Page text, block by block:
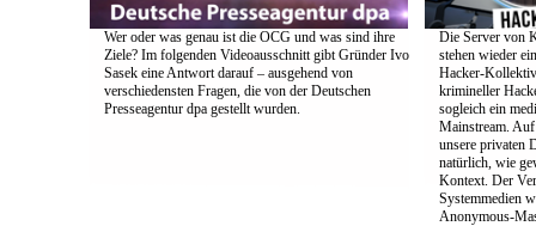
Wer oder was genau ist die OCG und was sind ihre
Ziele? Im folgenden Videoausschnitt gibt Gründer Ivo
Sasek eine Antwort darauf – ausgehend von
verschiedensten Fragen, die von der Deutschen
Presseagentur dpa gestellt wurden.
Die Server von
stehen wieder
Hacker-
krimineller
sogleich ein
Mainstream. Auf
unsere privaten
natürlich, wie
Kontext. Der
Systemmedien
Anonymous-